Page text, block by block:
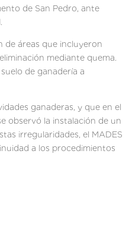
de San Pedro, ante
de áreas que incluyeron
mediante quema.
de ganadería a
ganaderas, y que en el
observó la instalación de un
irregularidades, el MADES
a los procedimientos